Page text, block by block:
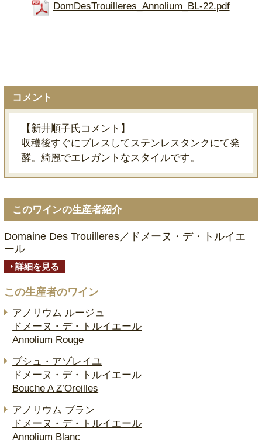
DomDesTrouilleres_Annolium_BL-22.pdf
コメント
【新井順子氏コメント】
収穫後すぐにプレスしてステンレスタンクにて発
酵。綺麗でエレガントなスタイルです。
このワインの生産者紹介
Domaine Des Trouilleres／ドメーヌ・デ・トルイエ
ール
詳細を見る
この生産者のワイン
アノリウム ルージュ
ドメーヌ・デ・トルイエール
Annolium Rouge
ブシュ・アゾレイユ
ドメーヌ・デ・トルイエール
Bouche A Z’Oreilles
アノリウム ブラン
ドメーヌ・デ・トルイエール
Annolium Blanc